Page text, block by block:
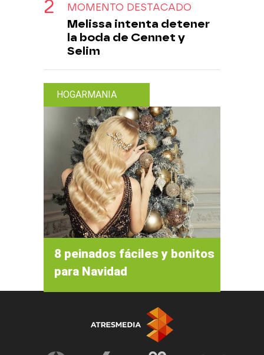
MOMENTO DESTACADO
Melissa intenta detener
la boda de Cennet y
Selim
HOGARMANIA
8 peinados fáciles y bonitos
para Navidad